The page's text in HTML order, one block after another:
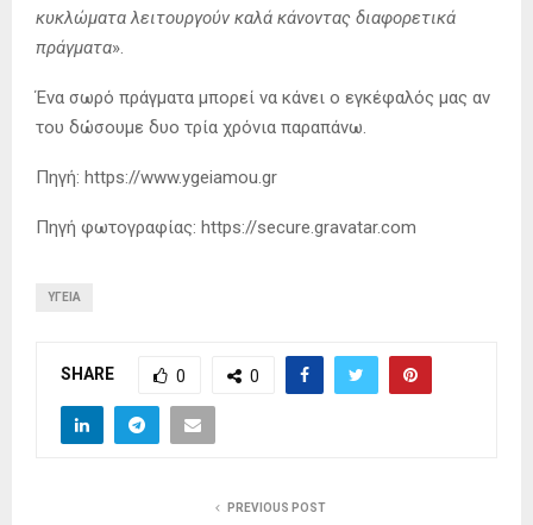
κυκλώματα λειτουργούν καλά κάνοντας διαφορετικά
πράγματα».
Ένα σωρό πράγματα μπορεί να κάνει ο εγκέφαλός μας αν
του δώσουμε δυο τρία χρόνια παραπάνω.
Πηγή: https://www.ygeiamou.gr
Πηγή φωτογραφίας: https://secure.gravatar.com
ΥΓΕΊΑ
SHARE 0 0
PREVIOUS POST